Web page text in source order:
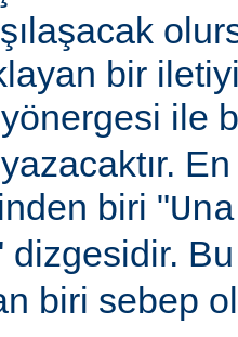
bir
yönergesi ile
En
biri "
dizgesidir.
biri sebep